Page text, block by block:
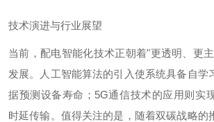
技术演进与行业展望
当前，配电智能化技术正朝着"更透明、更
发展。人工智能算法的引入使系统具备自学
据预测设备寿命； 5G通信技术的应用则实
时延传输。值得关注的是，随着双碳战略的